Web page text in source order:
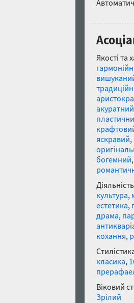
Якості та
акуратний
яскравий,
богемний
культура,
естетика,
драма,
кохання,
класика,
Віковий
Зрілий